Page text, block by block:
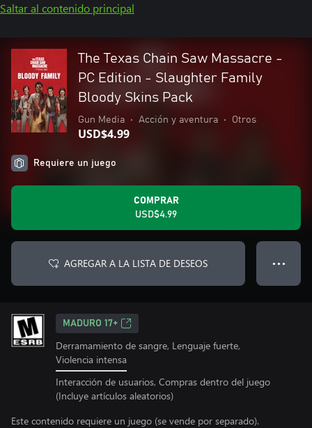
Saltar al contenido principal
The Texas Chain Saw Massacre -
PC Edition - Slaughter Family
Bloody Skins Pack
Gun Media • Acción y aventura • Otros
USD$4.99
Requiere un juego
COMPRAR
USD$4.99
AGREGAR A LA LISTA DE DESEOS ● ● ●
MADURO 17+
Derramamiento de sangre, Lenguaje fuerte,
Violencia intensa
Interacción de usuarios, Compras dentro del juego
(Incluye artículos aleatorios)
Este contenido requiere un juego (se vende por separado).